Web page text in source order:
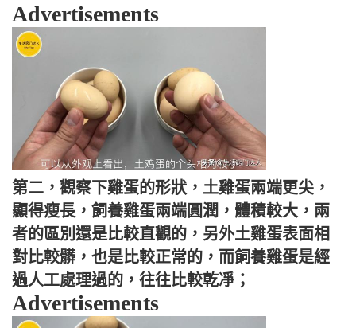
Advertisements
第二，觀察下雞蛋的形狀，土雞蛋兩端更尖，
顯得瘦長，飼養雞蛋兩端圓潤，體積較大，兩
者的區別還是比較直觀的，另外土雞蛋表面相
對比較髒，也是比較正常的，而飼養雞蛋是經
過人工處理過的，往往比較乾凈；
Advertisements